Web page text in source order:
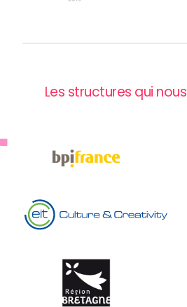
Les structures qui nous